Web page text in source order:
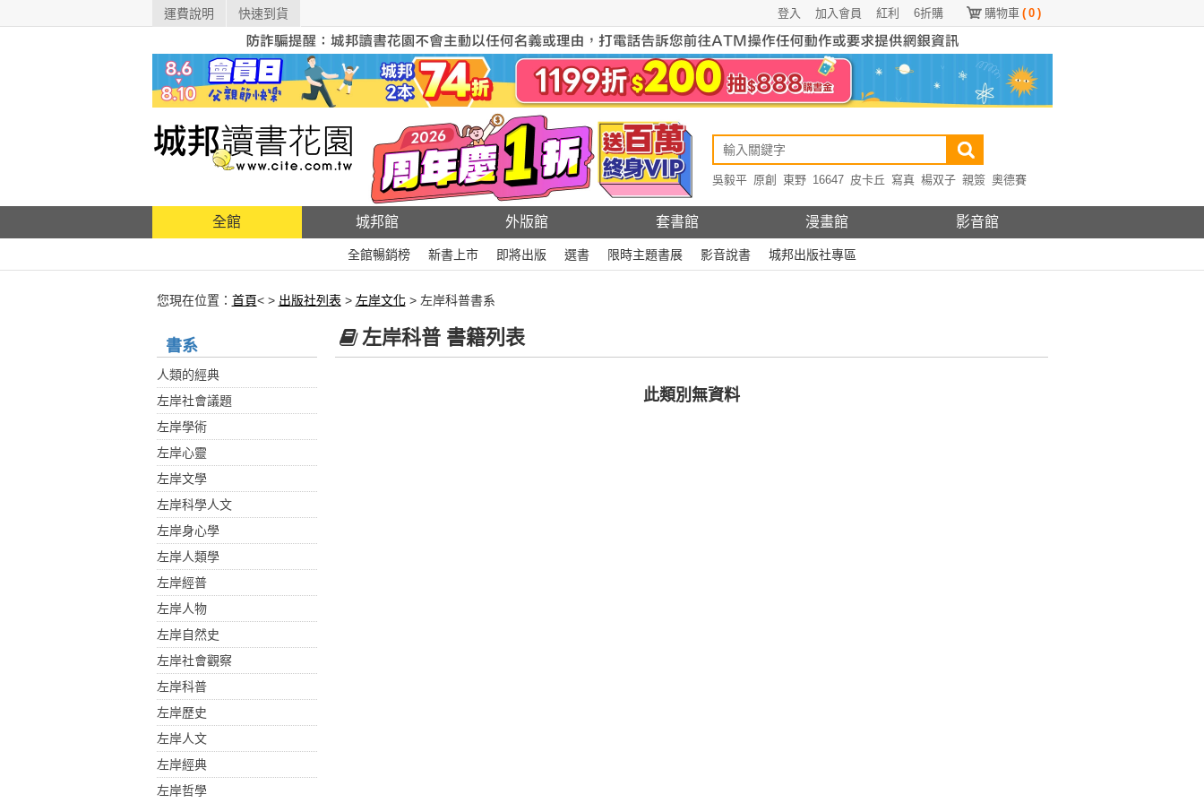
運費說明 快速到貨 購物車 ( 0 )
6折購
紅利
加入會員
登入
吳毅平 原創 東野 16647 皮卡丘 寫真 楊双子 親簽 奧德賽
全館 城邦館 外版館 套書館 漫畫館 影音館
全館暢銷榜 新書上市 即將出版 選書 限時主題書展 影音說書 城邦出版社專區
您現在位置： 首頁< > 出版社列表 > 左岸文化> 左岸科普書系
書系
人類的經典
左岸社會議題
左岸學術
左岸心靈
左岸文學
左岸科學人文
左岸身心學
左岸人類學
左岸經普
左岸人物
左岸自然史
左岸社會觀察
左岸科普
左岸歷史
左岸人文
左岸經典
左岸哲學
左岸科普 書籍列表
此類別無資料